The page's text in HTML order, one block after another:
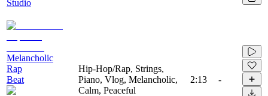
Studio
Melancholic
Rap
Beat
Hip-Hop/Rap, Strings,
Piano, Vlog, Melancholic,
Calm, Peaceful
2:13 -